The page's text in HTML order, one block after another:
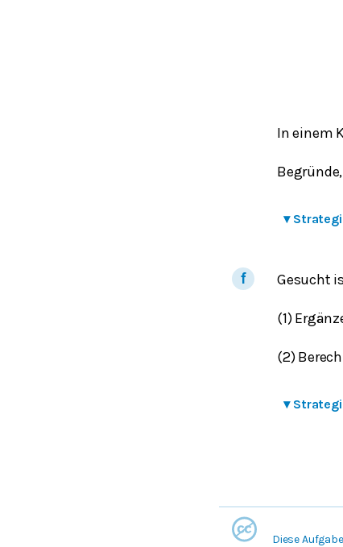
In einem
▾
Gesucht
(1)
(2)
▾
Diese